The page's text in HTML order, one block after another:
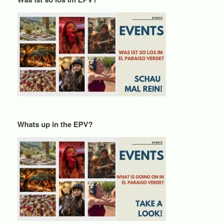
Whats up in the EPV?